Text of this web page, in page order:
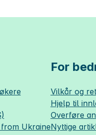
Ukraine
For
Vilkår og
Hjelp til
Overføre
Nyttige